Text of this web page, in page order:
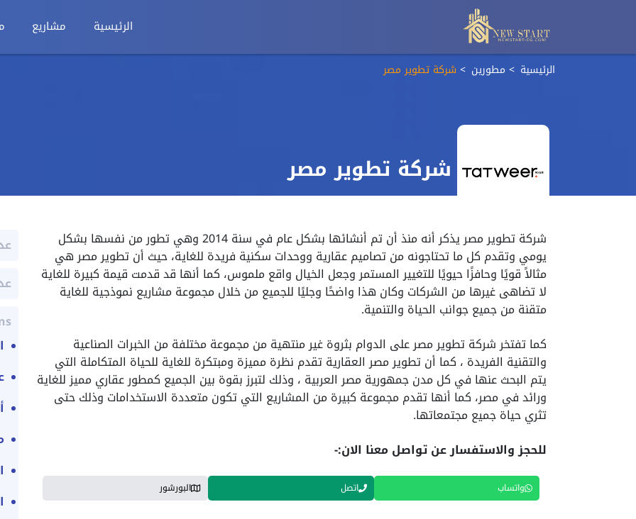
الرئيسية مشاريع
الرئيسية مطورين شركة تطوير مصر
شركة تطوير مصر
شركة تطوير مصر يذكر أنه منذ أن تم أنشائها بشكل عام في سنة 2014 وهي تطور من نفسها بشكل
يومي وتقدم كل ما تحتاجونه من تصاميم عقارية ووحدات سكنية فريدة للغاية، حيث أن تطوير مصر هي
مثالاً قويًا وحافزًا حيويًا للتغيير المستمر وجعل الخيال واقع ملموس، كما أنها قد قدمت قيمة كبيرة للغاية
لا تضاهى غيرها من الشركات وكان هذا واضحًا وجليًا للجميع من خلال مجموعة مشاريع نموذجية للغاية
متقنة من جميع جوانب الحياة والتنمية.
كما تفتخر شركة تطوير مصر على الدوام بثروة غير منتهية من مجموعة مختلفة من الخبرات الصناعية
والتقنية الفريدة ، كما أن تطوير مصر العقارية تقدم نظرة مميزة ومبتكرة للغاية للحياة المتكاملة التي
يتم البحث عنها في كل مدن جمهورية مصر العربية ، وذلك لتبرز بقوة بين الجميع كمطور عقاري مميز للغاية
ورائد في مصر، كما أنها تقدم مجموعة كبيرة من المشاريع التي تكون متعددة الاستخدامات وذلك حتى
تثري حياة جميع مجتمعاتها.
للحجز والاستفسار عن تواصل معنا الان:-
واتساب اتصل البورشور